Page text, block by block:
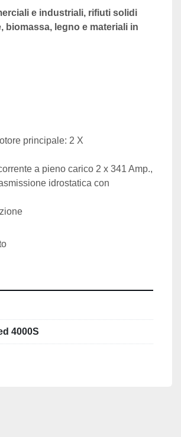
e industriali, rifiuti solidi
biomassa, legno e materiali in
principale: 2 X
a pieno carico 2 x 341 Amp.,
idrostatica con
rotanti dotati di
4000S